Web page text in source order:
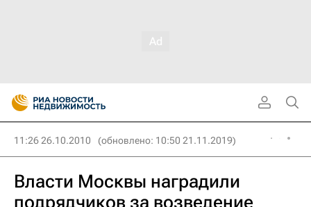
11:26 26.10.2010 (обновлено: 10:50 21.11.2019)
Власти Москвы наградили
подрядчиков за возведение